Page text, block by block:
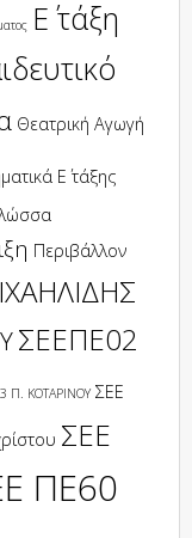
Ε΄ τάξη
Θεατρική Αγωγή
Ε΄ τάξης
Περιβάλλον
ΣΕΕΠΕ02
Π. ΚΟΤΑΡΙΝΟΥ ΣΕΕ
ΣΕΕ
ΠΕ60